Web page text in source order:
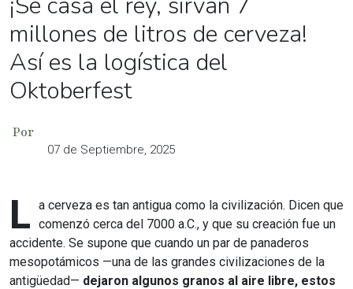
millones de litros de cerveza!
Así es la logística del
Oktoberfest
Por
07 de Septiembre, 2025
L a cerveza es tan antigua como la civilización. Dicen que
comenzó cerca del 7000 a.C., y que su creación fue un
accidente. Se supone que cuando un par de panaderos
mesopotámicos —una de las grandes civilizaciones de la
antigüedad— dejaron algunos granos al aire libre, estos